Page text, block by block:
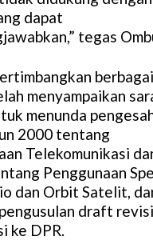
dapat
tegas
menyampaikan
menunda
2000 tentang
Telekomunikasi
Penggunaan
dan Orbit Satelit,
draft
ke DPR.